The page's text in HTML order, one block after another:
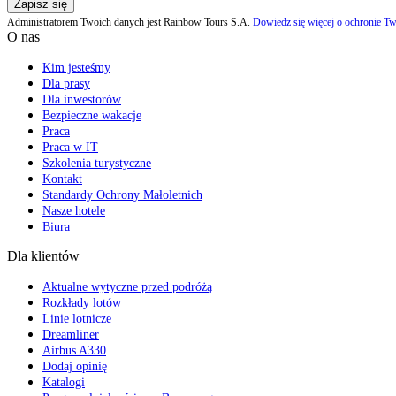
Zapisz się
Administratorem Twoich danych jest Rainbow Tours S.A. Dowiedz się więcej o ochronie
O nas
Kim jesteśmy
Dla prasy
Dla inwestorów
Bezpieczne wakacje
Praca
Praca w IT
Szkolenia turystyczne
Kontakt
Standardy Ochrony Małoletnich
Nasze hotele
Biura
Dla klientów
Aktualne wytyczne przed podróżą
Rozkłady lotów
Linie lotnicze
Dreamliner
Airbus A330
Dodaj opinię
Katalogi